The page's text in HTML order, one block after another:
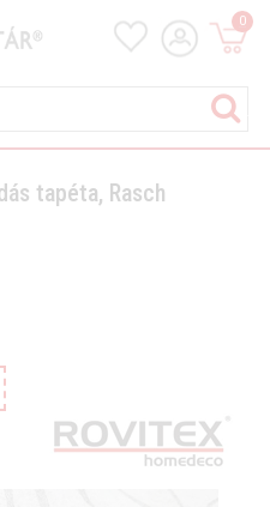
0
tapéta, Rasch